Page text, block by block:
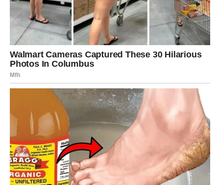
Škorpije ulaze u snažan karmički period. Naredni dani
donoseunutrašnje čišćenje
– ili ćete se osloboditi onoga
što vas guši, ili će sudbina to uraditi umesto vas.
U ljubavi, emocije su duboke i intenzivne. Ako ste u vezi,
odnos prolazi kroz test poverenja. Slobodne Škorpije
mogu imati susret koji menja život, ali samo ako ste
spremni da se ogolite emotivno. Ovo je period bez maski.
STRELAC – Nova vrata se
otvaraju
Strelčevi u narednim danima osećaju zov promena.